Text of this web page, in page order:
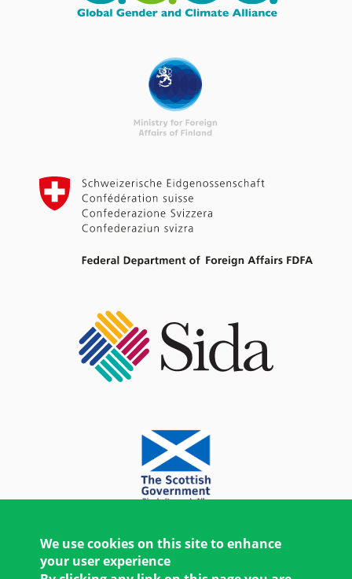
We use cookies on this site to enhance
your user experience